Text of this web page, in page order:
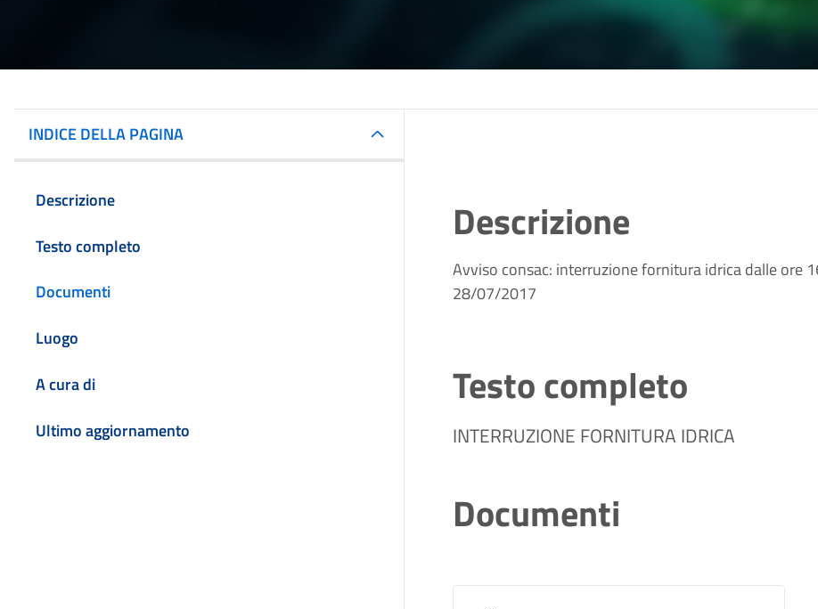
INDICE DELLA PAGINA
Descrizione
Testo completo
Documenti
Luogo
A cura di
Ultimo aggiornamento
Descrizione
Avviso consac: interruzione fornitura idrica dalle ore
28/07/2017
Testo completo
INTERRUZIONE FORNITURA IDRICA
Documenti